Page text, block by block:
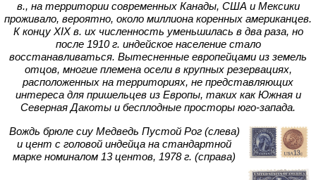
в., на территории современных Канады, США и Мексики
проживало, вероятно, около миллиона коренных американцев.
К концу XIX в. их численность уменьшилась в два раза, но
после 1910 г. индейское население стало
восстанавливаться. Вытесненные европейцами из земель
отцов, многие племена осели в крупных резервациях,
расположенных на территориях, не представляющих
интереса для пришельцев из Европы, таких как Южная и
Северная Дакоты и бесплодные просторы юго-запада.
Вождь брюле сиу Медведь Пустой Рог (слева)
и цент с головой индейца на стандартной
марке номиналом 13 центов, 1978 г. (справа)